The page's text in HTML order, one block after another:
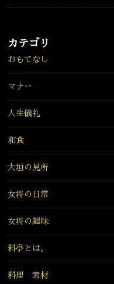
カテゴリ
おもてなし
マナー
人生儀礼
和食
大垣の見所
女将の日常
女将の趣味
料亭とは。
料理 素材